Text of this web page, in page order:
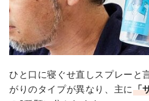
ひと口に寝ぐせ直しスプレーと
がりのタイプが異なり、主に「